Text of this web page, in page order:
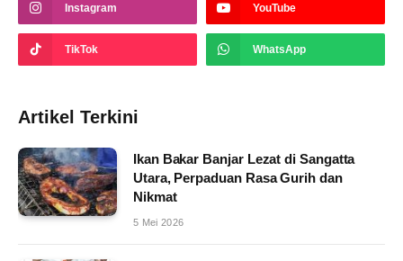
Instagram YouTube
TikTok WhatsApp
Artikel Terkini
Ikan Bakar Banjar Lezat di Sangatta
Utara, Perpaduan Rasa Gurih dan
Nikmat
5 Mei 2026